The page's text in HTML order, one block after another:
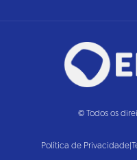
© Todos os
Política de Privacidade|